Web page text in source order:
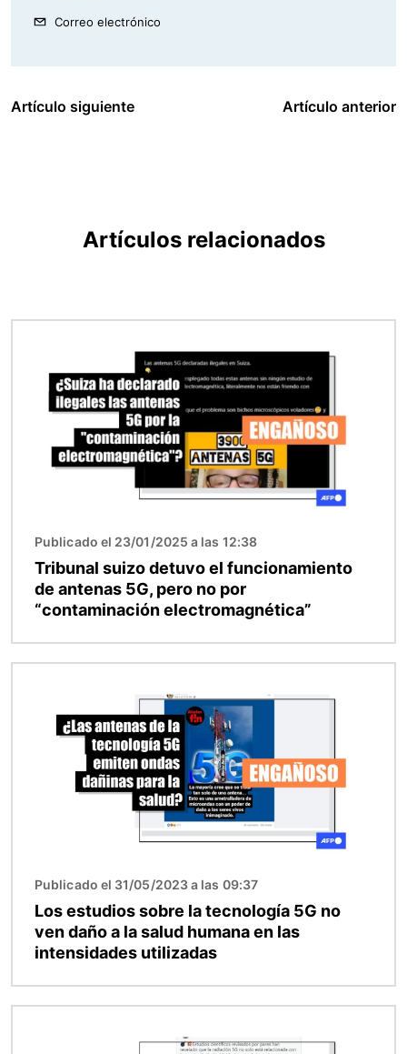
Correo electrónico
Artículo siguiente Artículo anterior
Artículos relacionados
Publicado el 23/01/2025 a las 12:38
Tribunal suizo detuvo el funcionamiento
de antenas 5G, pero no por
“contaminación electromagnética”
Publicado el 31/05/2023 a las 09:37
Los estudios sobre la tecnología 5G no
ven daño a la salud humana en las
intensidades utilizadas